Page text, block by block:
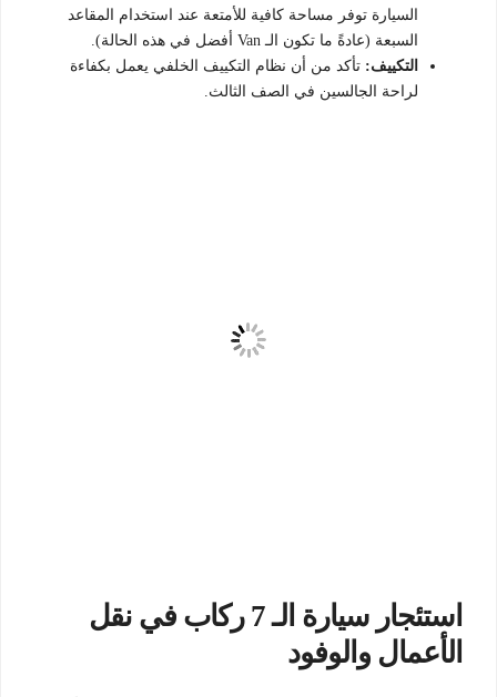
السيارة توفر مساحة كافية للأمتعة عند استخدام المقاعد
السبعة (عادةً ما تكون الـ Van أفضل في هذه الحالة).
التكييف: تأكد من أن نظام التكييف الخلفي يعمل بكفاءة
لراحة الجالسين في الصف الثالث.
استئجار سيارة الـ 7 ركاب في نقل
الأعمال والوفود